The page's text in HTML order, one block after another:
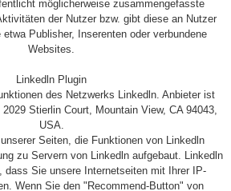
möglicherweise zusammengefasste
der Nutzer bzw. gibt diese an Nutzer
Publisher, Inserenten oder verbundene
Websites.
Linkedln Plugin
des Netzwerks Linkedln. Anbieter ist
Stierlin Court, Mountain View, CA 94043,
USA.
Seiten, die Funktionen von Linkedln
zu Servern von Linkedln aufgebaut. Linkedln
dass Sie unsere Internetseiten mit Ihrer IP-
Wenn Sie den "Recommend-Button" von